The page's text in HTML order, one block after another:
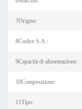
7Origine:
8Codice S.A.:
9Capacità di alimentazione:
10Composizione:
11Tipo: